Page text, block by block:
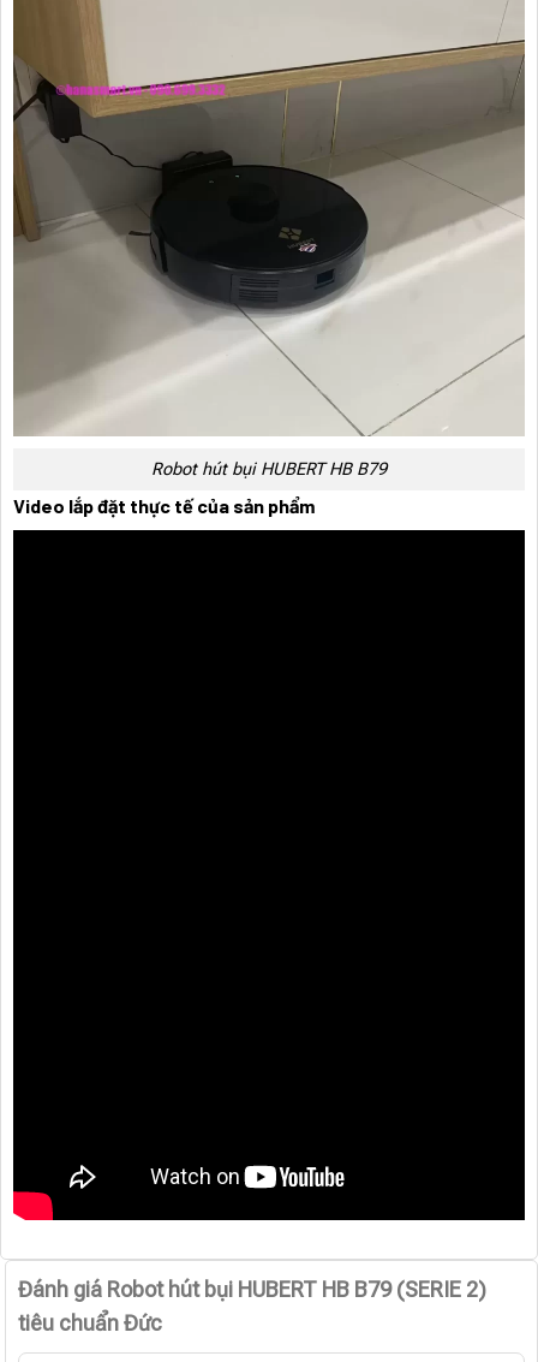
Robot hút bụi HUBERT HB B79
Video lắp đặt thực tế của sản phẩm
Đánh giá Robot hút bụi HUBERT HB B79 (SERIE 2)
tiêu chuẩn Đức